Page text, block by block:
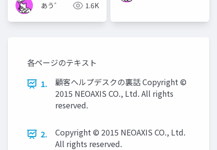
あう゛ 1.6K
各ページのテキスト
1.
顧客ヘルプデスクの裏話 Copyright ©
2015 NEOAXIS CO., Ltd. All rights
reserved.
2.
Copyright © 2015 NEOAXIS CO., Ltd.
All rights reserved.